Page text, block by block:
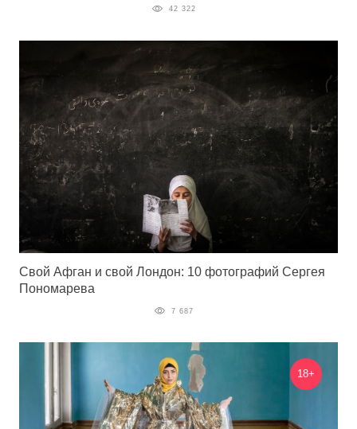
42 322
Свой Афган и свой Лондон: 10 фотографий Сергея
Пономарева
7 687
18+